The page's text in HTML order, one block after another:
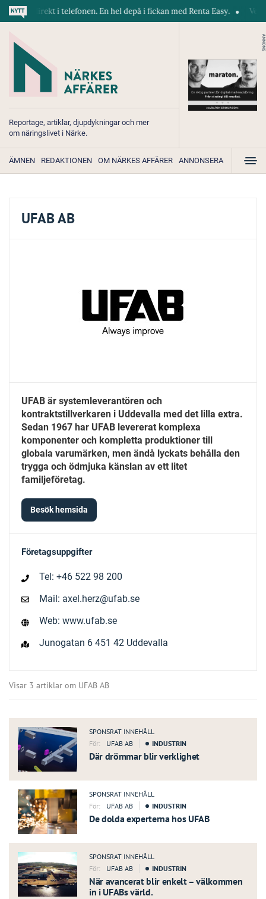
direkt i telefonen. En hel depå i fickan med Renta Easy.
Reportage, artiklar, djupdykningar och mer
om näringslivet i Närke.
ANNONS
ÄMNEN REDAKTIONEN OM NÄRKES AFFÄRER ANNONSERA
UFAB AB
UFAB är systemleverantören och
kontraktstillverkaren i Uddevalla med det lilla extra.
Sedan 1967 har UFAB levererat komplexa
komponenter och kompletta produktioner till
globala varumärken, men ändå lyckats behålla den
trygga och ödmjuka känslan av ett litet
familjeföretag.
Besök hemsida
Företagsuppgifter
Tel: +46 522 98 200
Mail: axel.herz@ufab.se
Web: www.ufab.se
Junogatan 6 451 42 Uddevalla
Visar 3 artiklar om UFAB AB
SPONSRAT INNEHÅLL
För:
UFAB AB INDUSTRIN
Där drömmar blir verklighet
SPONSRAT INNEHÅLL
För:
UFAB AB INDUSTRIN
De dolda experterna hos UFAB
SPONSRAT INNEHÅLL
För:
UFAB AB INDUSTRIN
När avancerat blir enkelt – välkommen
in i UFABs värld.